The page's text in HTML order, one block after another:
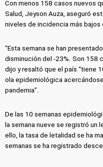
Con menos 158 casos nuevos
Salud, Jeyson Auza, aseguró
niveles de incidencia más bajos
“Esta semana se han
disminución del -23%. Son 158
dijo y resaltó que el país “tiene
ola epidemiológica
pandemia”.
De las 10 semanas
la semana nueve se registró un
ello, la tasa de letalidad se ha
semanas se ha registrado